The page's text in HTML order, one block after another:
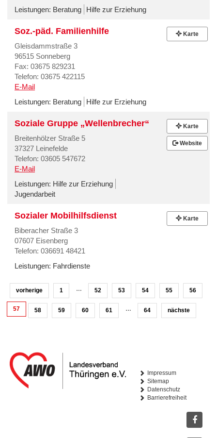
Leistungen: Beratung Hilfe zur Erziehung
Soz.-päd. Familienhilfe
Gleisdammstraße 3
96515 Sonneberg
Fax: 03675 829231
Telefon: 03675 422115
E-Mail
Leistungen: Beratung Hilfe zur Erziehung
Karte
Soziale Gruppe „Wellenbrecher“
Breitenhölzer Straße 5
37327 Leinefelde
Telefon: 03605 547672
E-Mail
Leistungen: Hilfe zur Erziehung
Jugendarbeit
Karte
Website
Sozialer Mobilhilfsdienst
Biberacher Straße 3
07607 Eisenberg
Telefon: 036691 48421
Leistungen: Fahrdienste
Karte
vorherige 1 … 52 53 54 55 56
57 58 59 60 61 … 64 nächste
Impressum
Sitemap
Datenschutz
Barrierefreiheit